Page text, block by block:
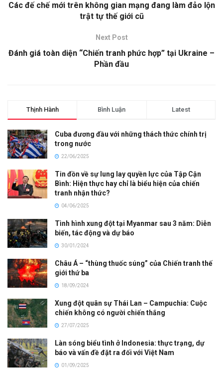
Các đế chế mới trên không gian mạng đang làm đảo lộn
trật tự thế giới cũ
Next Post
Đánh giá toàn diện “Chiến tranh phức hợp” tại Ukraine –
Phần đầu
Thịnh Hành Bình Luận Latest
Cuba đương đầu với những thách thức chính trị
trong nước
22/06/2025
Tin đồn về sự lung lay quyền lực của Tập Cận
Bình: Hiện thực hay chỉ là biểu hiện của chiến
tranh nhận thức?
04/06/2025
Tình hình xung đột tại Myanmar sau 3 năm: Diễn
biến, tác động và dự báo
30/01/2024
Châu Á – “thùng thuốc súng” của Chiến tranh thế
giới thứ ba
18/09/2024
Xung đột quân sự Thái Lan – Campuchia: Cuộc
chiến không có người chiến thắng
27/07/2025
Làn sóng biểu tình ở Indonesia: thực trạng, dự
báo và vấn đề đặt ra đối với Việt Nam
01/09/2025